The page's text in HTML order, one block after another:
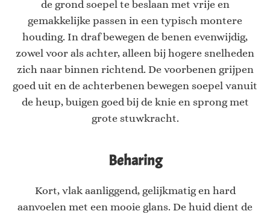
de grond soepel te beslaan met vrije en
gemakkelijke passen in een typisch montere
houding. In draf bewegen de benen evenwijdig,
zowel voor als achter, alleen bij hogere snelheden
zich naar binnen richtend. De voorbenen grijpen
goed uit en de achterbenen bewegen soepel vanuit
de heup, buigen goed bij de knie en sprong met
grote stuwkracht.
Beharing
Kort, vlak aanliggend, gelijkmatig en hard
aanvoelen met een mooie glans. De huid dient de